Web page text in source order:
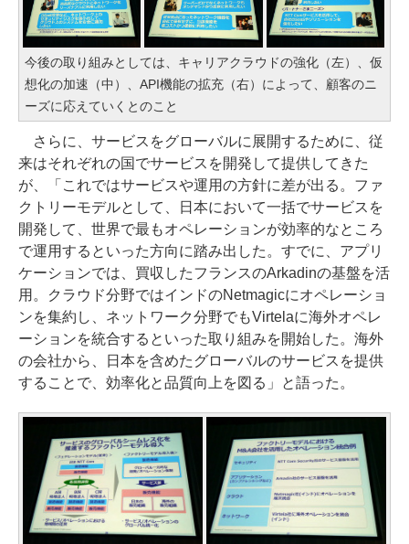
今後の取り組みとしては、キャリアクラウドの強化（左）、仮
想化の加速（中）、API機能の拡充（右）によって、顧客のニ
ーズに応えていくとのこと
さらに、サービスをグローバルに展開するために、従
来はそれぞれの国でサービスを開発して提供してきた
が、「これではサービスや運用の方針に差が出る。ファ
クトリーモデルとして、日本において一括でサービスを
開発して、世界で最もオペレーションが効率的なところ
で運用するといった方向に踏み出した。すでに、アプリ
ケーションでは、買収したフランスのArkadinの基盤を活
用。クラウド分野ではインドのNetmagicにオペレーショ
ンを集約し、ネットワーク分野でもVirtelaに海外オペレ
ーションを統合するといった取り組みを開始した。海外
の会社から、日本を含めたグローバルのサービスを提供
することで、効率化と品質向上を図る」と語った。